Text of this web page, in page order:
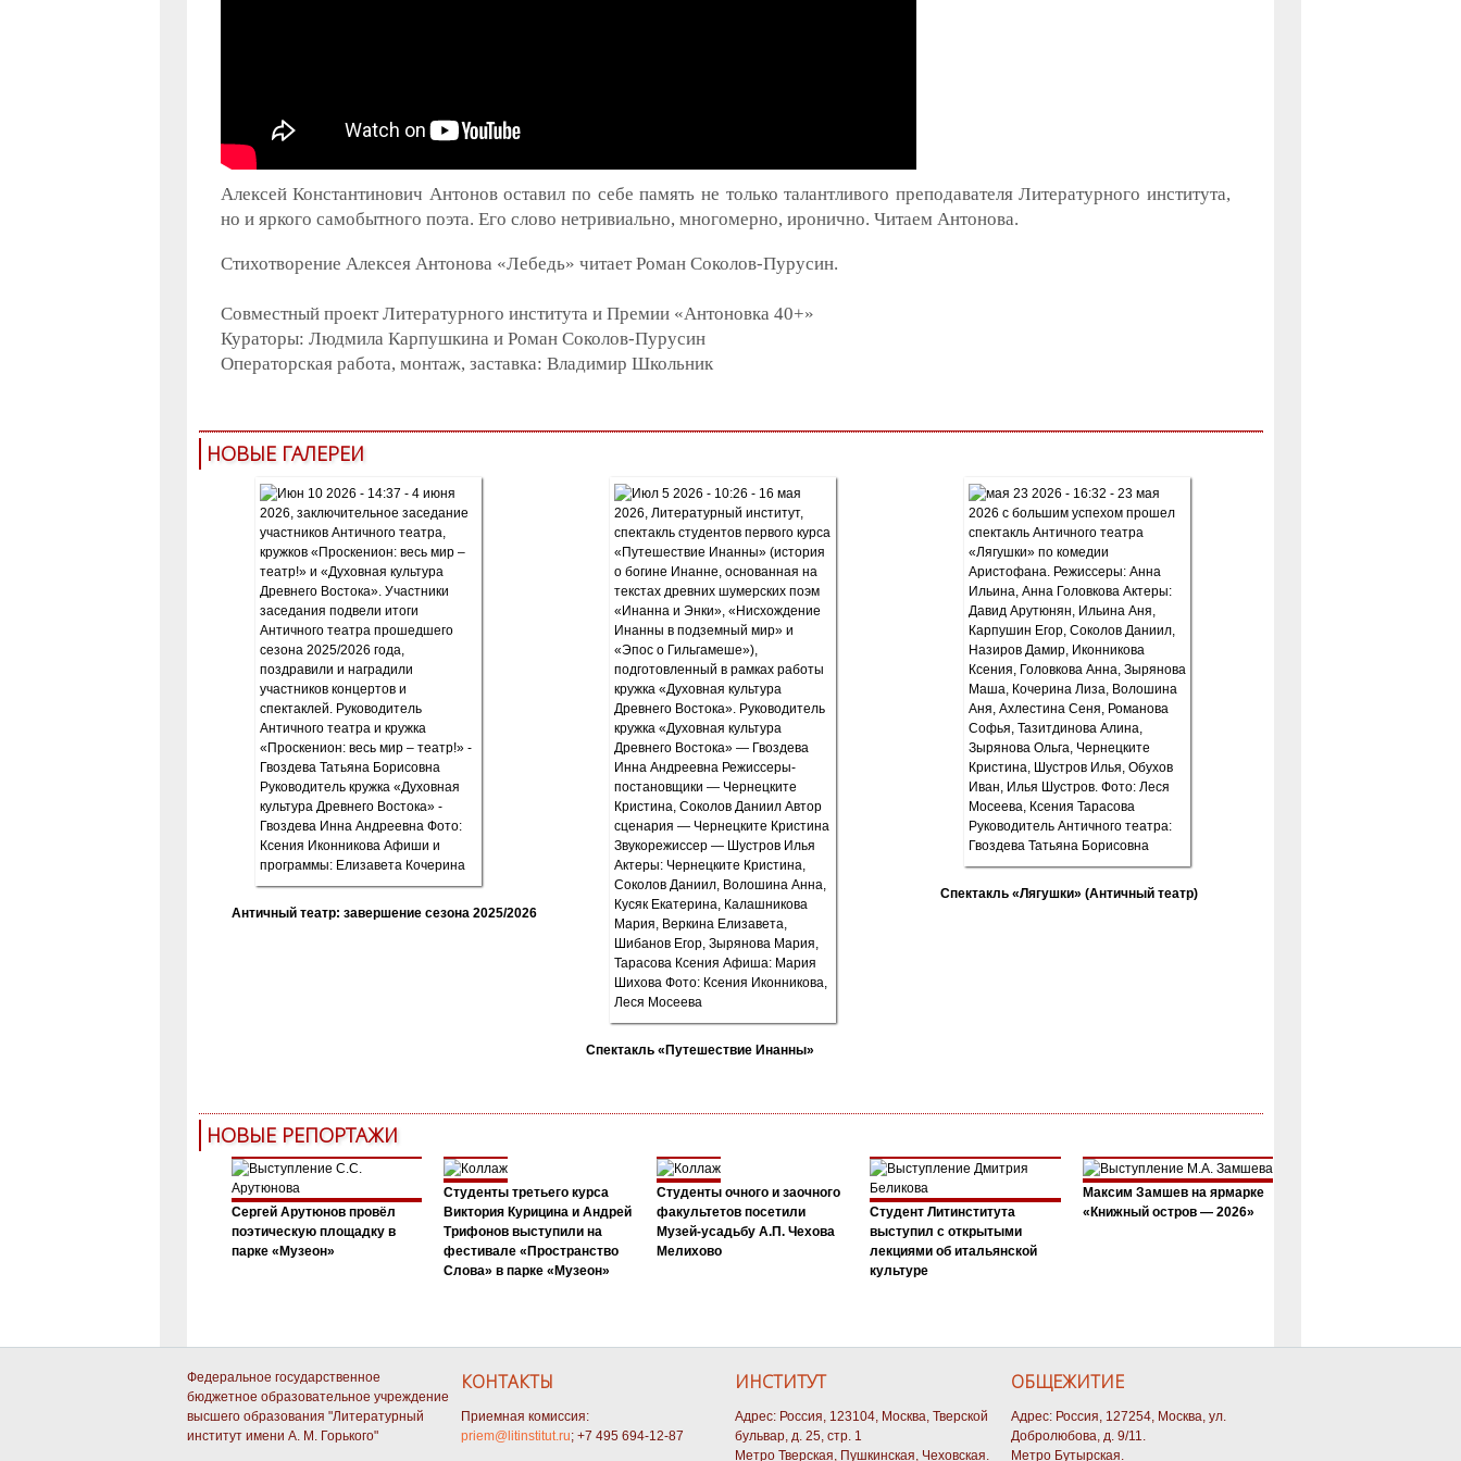
Алексей Константинович Антонов оставил по себе память не только талантливого преподавателя Литературного института,
но и яркого самобытного поэта. Его слово нетривиально, многомерно, иронично. Читаем Антонова.
Стихотворение Алексея Антонова «Лебедь» читает Роман Соколов-Пурусин.
Совместный проект Литературного института и Премии «Антоновка 40+»
Кураторы: Людмила Карпушкина и Роман Соколов-Пурусин
Операторская работа, монтаж, заставка: Владимир Школьник
НОВЫЕ ГАЛЕРЕИ
Античный театр: завершение сезона 2025/2026
Спектакль «Путешествие Инанны»
Спектакль «Лягушки» (Античный театр)
НОВЫЕ РЕПОРТАЖИ
Сергей Арутюнов провёл
поэтическую площадку в
парке «Музеон»
Студенты третьего курса
Виктория Курицина и Андрей
Трифонов выступили на
фестивале «Пространство
Слова» в парке «Музеон»
Студенты очного и заочного
факультетов посетили
Музей-усадьбу А.П. Чехова
Мелихово
Студент Литинститута
выступил с открытыми
лекциями об итальянской
культуре
Максим Замшев на ярмарке
«Книжный остров — 2026»
Федеральное государственное
бюджетное образовательное учреждение
высшего образования "Литературный
институт имени А. М. Горького"
КОНТАКТЫ
Приемная комиссия:
priem@litinstitut.ru; +7 495 694-12-87
ИНСТИТУТ
Адрес: Россия, 123104, Москва, Тверской
бульвар, д. 25, стр. 1
Метро Тверская, Пушкинская, Чеховская.
ОБЩЕЖИТИЕ
Адрес: Россия, 127254, Москва, ул.
Добролюбова, д. 9/11.
Метро Бутырская.